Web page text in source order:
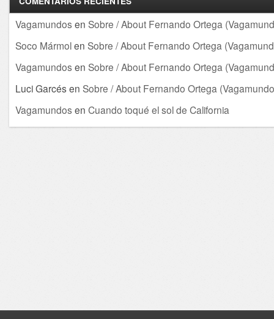
Vagamundos en Sobre / About Fernando Ortega
Soco Mármolen Sobre / About Fernando Ortega
Vagamundos en Sobre / About Fernando Ortega
Luci Garcés en Sobre / About Fernando Ortega
Vagamundos en Cuando toqué el sol de California